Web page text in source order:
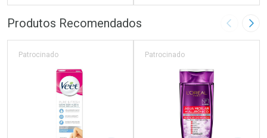
FECHAR
Laboratório
FECHAR
Por Menos Laboratório
Por Menos
Produtos Recomendados Imagem
Patrocinado Patrocinado